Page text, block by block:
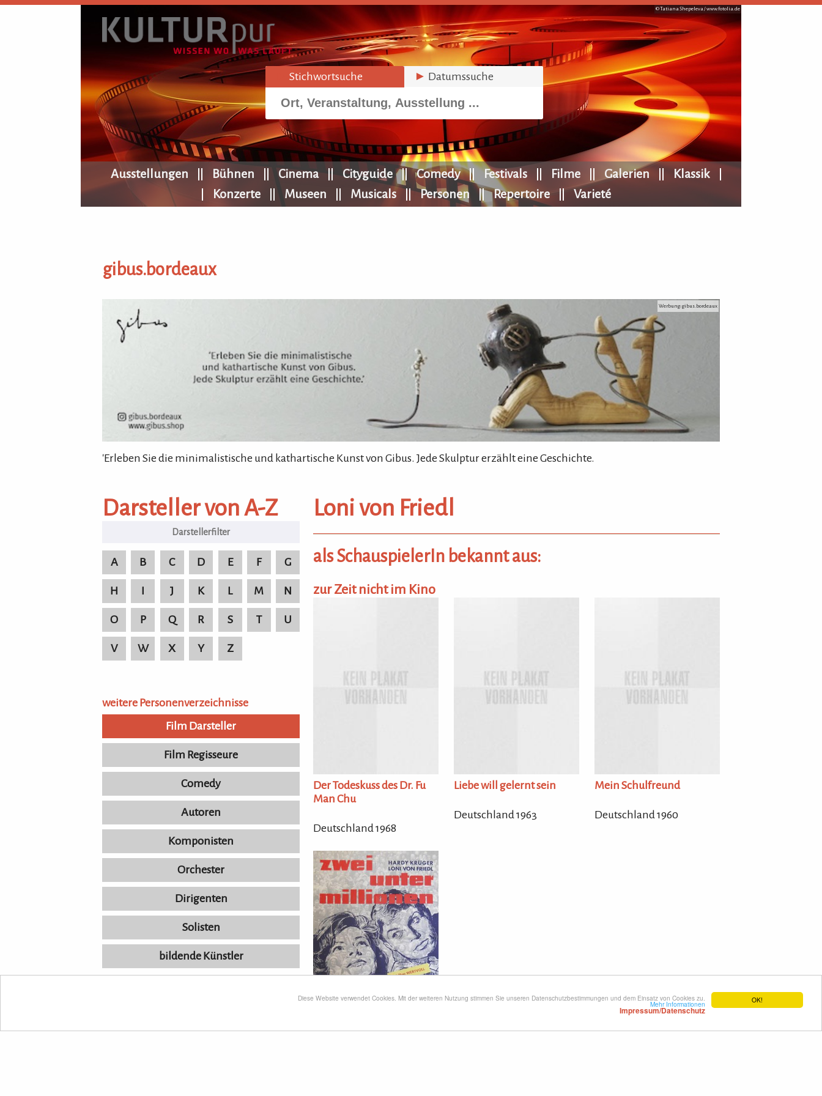
OK!
Diese Website verwendet Cookies. Mit der weiteren Nutzung stimmen Sie unseren Datenschutzbestimmungen und dem Einsatz von Cookies zu.
Mehr Informationen
Impressum/Datenschutz
© Tatiana Shepeleva /www.fotolia.de
Stichwortsuche ► Datumssuche
KULTURpur Navigation
Ausstellungen Bühnen Cinema Cityguide Comedy Festivals Filme Galerien
Klassik
Konzerte
Museen Musicals Personen Repertoire Varieté
gibus.bordeaux
gibus.bordeaux Werbung: gibus.bordeaux
'Erleben Sie die minimalistische und kathartische Kunst von Gibus. Jede Skulptur erzählt eine Geschichte.
Darsteller von A-Z
Darsteller von A-Z
A B C D E F G
H I J K L M N
O P Q R S T U
V W X Y Z
weitere Personenverzeichnisse
Film Darsteller
Film Regisseure
Comedy
Autoren
Komponisten
Orchester
Dirigenten
Solisten
bildende Künstler
Loni von Friedl
als SchauspielerIn bekannt aus:
zur Zeit nicht im Kino
Der Todeskuss des Dr. Fu
Man Chu
Deutschland 1968
Liebe will gelernt sein
Deutschland 1963
Mein Schulfreund
Deutschland 1960